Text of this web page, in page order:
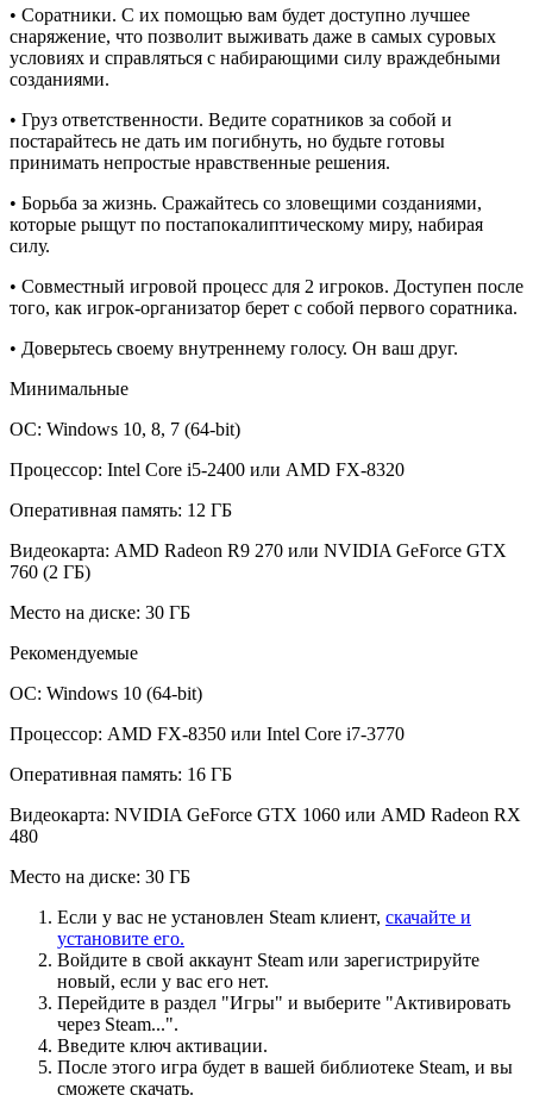
• Соратники. С их помощью вам будет доступно лучшее
снаряжение, что позволит выживать даже в самых суровых
условиях и справляться с набирающими силу враждебными
созданиями.
• Груз ответственности. Ведите соратников за собой и
постарайтесь не дать им погибнуть, но будьте готовы
принимать непростые нравственные решения.
• Борьба за жизнь. Сражайтесь со зловещими созданиями,
которые рыщут по постапокалиптическому миру, набирая
силу.
• Совместный игровой процесс для 2 игроков. Доступен после
того, как игрок-организатор берет с собой первого соратника.
• Доверьтесь своему внутреннему голосу. Он ваш друг.
Минимальные
ОС: Windows 10, 8, 7 (64-bit)
Процессор: Intel Core i5-2400 или AMD FX-8320
Оперативная память: 12 ГБ
Видеокарта: AMD Radeon R9 270 или NVIDIA GeForce GTX
760 (2 ГБ)
Место на диске: 30 ГБ
Рекомендуемые
ОС: Windows 10 (64-bit)
Процессор: AMD FX-8350 или Intel Core i7-3770
Оперативная память: 16 ГБ
Видеокарта: NVIDIA GeForce GTX 1060 или AMD Radeon RX
480
Место на диске: 30 ГБ
Если у вас не установлен Steam клиент, скачайте и
установите его.
Войдите в свой аккаунт Steam или зарегистрируйте
новый, если у вас его нет.
Перейдите в раздел "Игры" и выберите "Активировать
через Steam...".
Введите ключ активации.
После этого игра будет в вашей библиотеке Steam, и вы
сможете скачать.